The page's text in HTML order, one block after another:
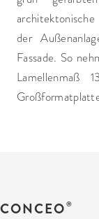
der
Fassade. So
Lamellenmaß
CONCEO